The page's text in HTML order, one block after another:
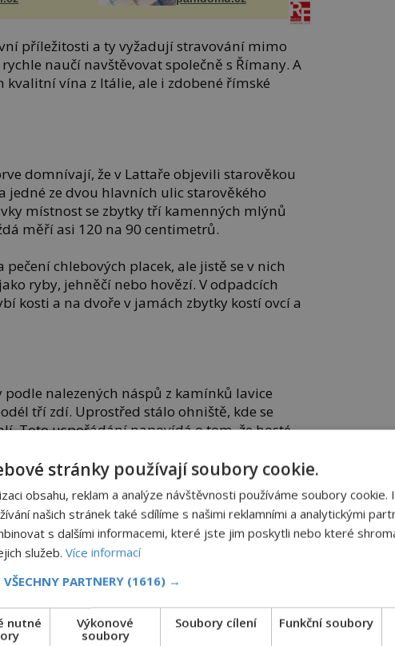
příležitosti a ty vyžadují stravování mimo
naučí navštěvovat společně s Římany. A
kvalitní vína z Itálie, ale i zdobené římské
domnívají, že v Lattaře objevili starověkou
jedné ze dvou hlavních ulic starověkého
místnost se zbytky tří kamenných mlýnů
měří asi 120 na 90 centimetrů.
pečení chlebových placek, ale jistě se v nich
ryby, jehněčí nebo hovězí. V odpadcích
kosti a na dvoře v jamách zbytky kostí ovcí a
nalezených náspů z kamínků lavice
tří zdí. Uprostřed stálo ohniště, kde se
Toto uspořádání napovídá o tom, že hosté
si stravu sebou.
zdobených pohárů, importovaných
mís a džbánů.
Facebook
stránky používají soubory cookie.
obsahu, reklam a analýze návštěvnosti používáme soubory cookie.
našich stránek také sdílíme s našimi reklamními a analytickými
s dalšími informacemi, které jste jim poskytli nebo které
služeb. Více informací
PARTNERY (1616) →
nutné
Výkonové
soubory
Soubory cílení Funkční soubory